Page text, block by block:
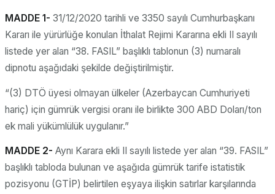
MADDE 1- 31/12/2020 tarihli ve 3350 sayılı Cumhurbaşkanı
Kararı ile yürürlüğe konulan İthalat Rejimi Kararına ekli II sayılı
listede yer alan “38. FASIL” başlıklı tablonun (3) numaralı
dipnotu aşağıdaki şekilde değiştirilmiştir.
“(3) DTÖ üyesi olmayan ülkeler (Azerbaycan Cumhuriyeti
hariç) için gümrük vergisi oranı ile birlikte 300 ABD Doları/ton
ek mali yükümlülük uygulanır.”
MADDE 2- Aynı Karara ekli II sayılı listede yer alan “39. FASIL”
başlıklı tabloda bulunan ve aşağıda gümrük tarife istatistik
pozisyonu (GTİP) belirtilen eşyaya ilişkin satırlar karşılarında